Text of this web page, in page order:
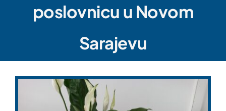
poslovnicu u Novom
Sarajevu